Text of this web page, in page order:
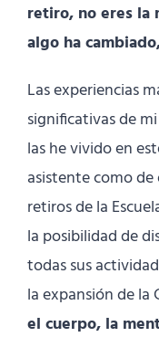
retiro, no eres la
algo ha
Las experiencias
significativas de
las he vivido en
asistente como
retiros de la
la posibilidad de
todas sus
la expansión de la
el cuerpo, la